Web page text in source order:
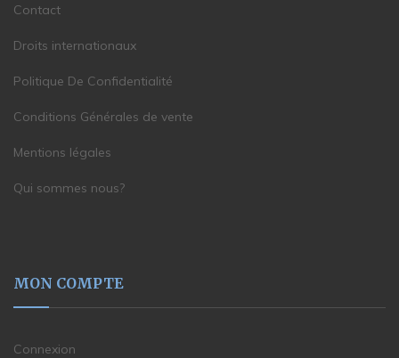
Contact
Droits internationaux
Politique De Confidentialité
Conditions Générales de vente
Mentions légales
Qui sommes nous?
MON COMPTE
Connexion